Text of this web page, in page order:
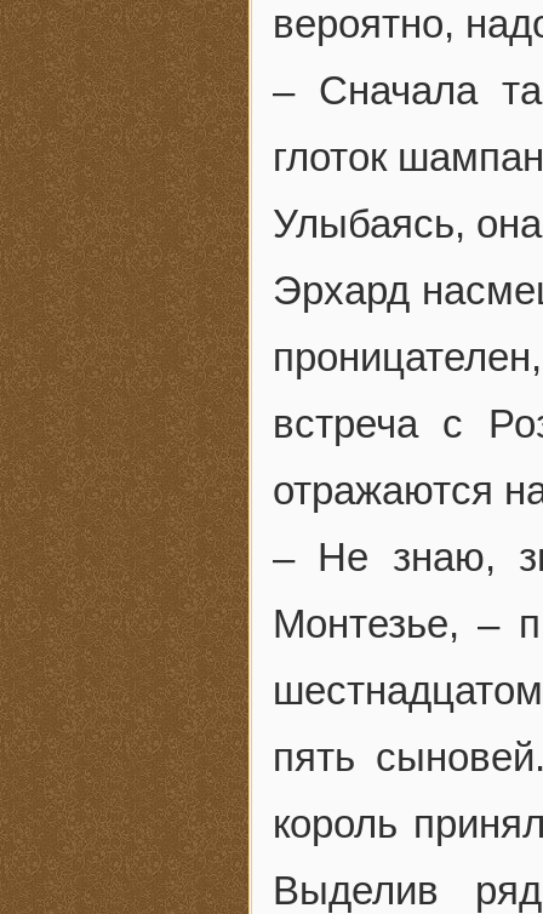
вероятно,
– Сначала
глоток
Улыбаясь,
Эрхард
встреча с
отражаются
– Не знаю,
Монтезье, –
пять
король
Выделив